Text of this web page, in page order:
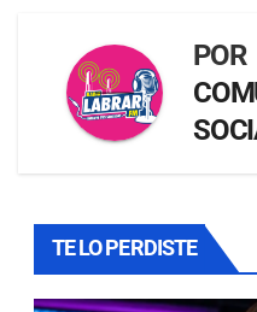
POR
TE LO PERDISTE